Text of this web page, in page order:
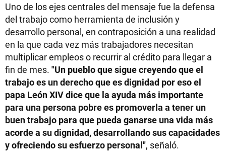
Uno de los ejes centrales del mensaje fue la defensa
del trabajo como herramienta de inclusión y
desarrollo personal, en contraposición a una realidad
en la que cada vez más trabajadores necesitan
multiplicar empleos o recurrir al crédito para llegar a
fin de mes. "Un pueblo que sigue creyendo que el
trabajo es un derecho que es dignidad por eso el
papa León XIV dice que la ayuda más importante
para una persona pobre es promoverla a tener un
buen trabajo para que pueda ganarse una vida más
acorde a su dignidad, desarrollando sus capacidades
y ofreciendo su esfuerzo personal", señaló.